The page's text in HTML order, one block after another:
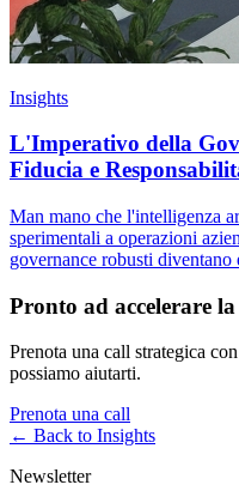
Insights
L'Imperativo della
Fiducia e
Man mano che l'intelligenza
sperimentali a operazioni
governance robusti diventano
Pronto ad accelerare
Prenota una call strategica
possiamo aiutarti.
Prenota una call
← Back to Insights
Newsletter